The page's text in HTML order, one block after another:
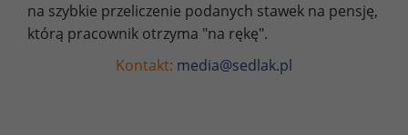
na szybkie przeliczenie podanych stawek na pensję,
którą pracownik otrzyma "na rękę".
Kontakt: media@sedlak.pl